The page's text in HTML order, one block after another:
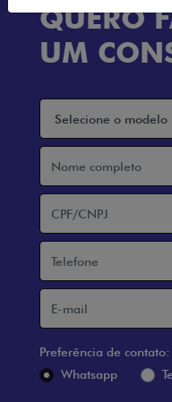
QUERO
UM
Preferência de contato:
Whatsapp